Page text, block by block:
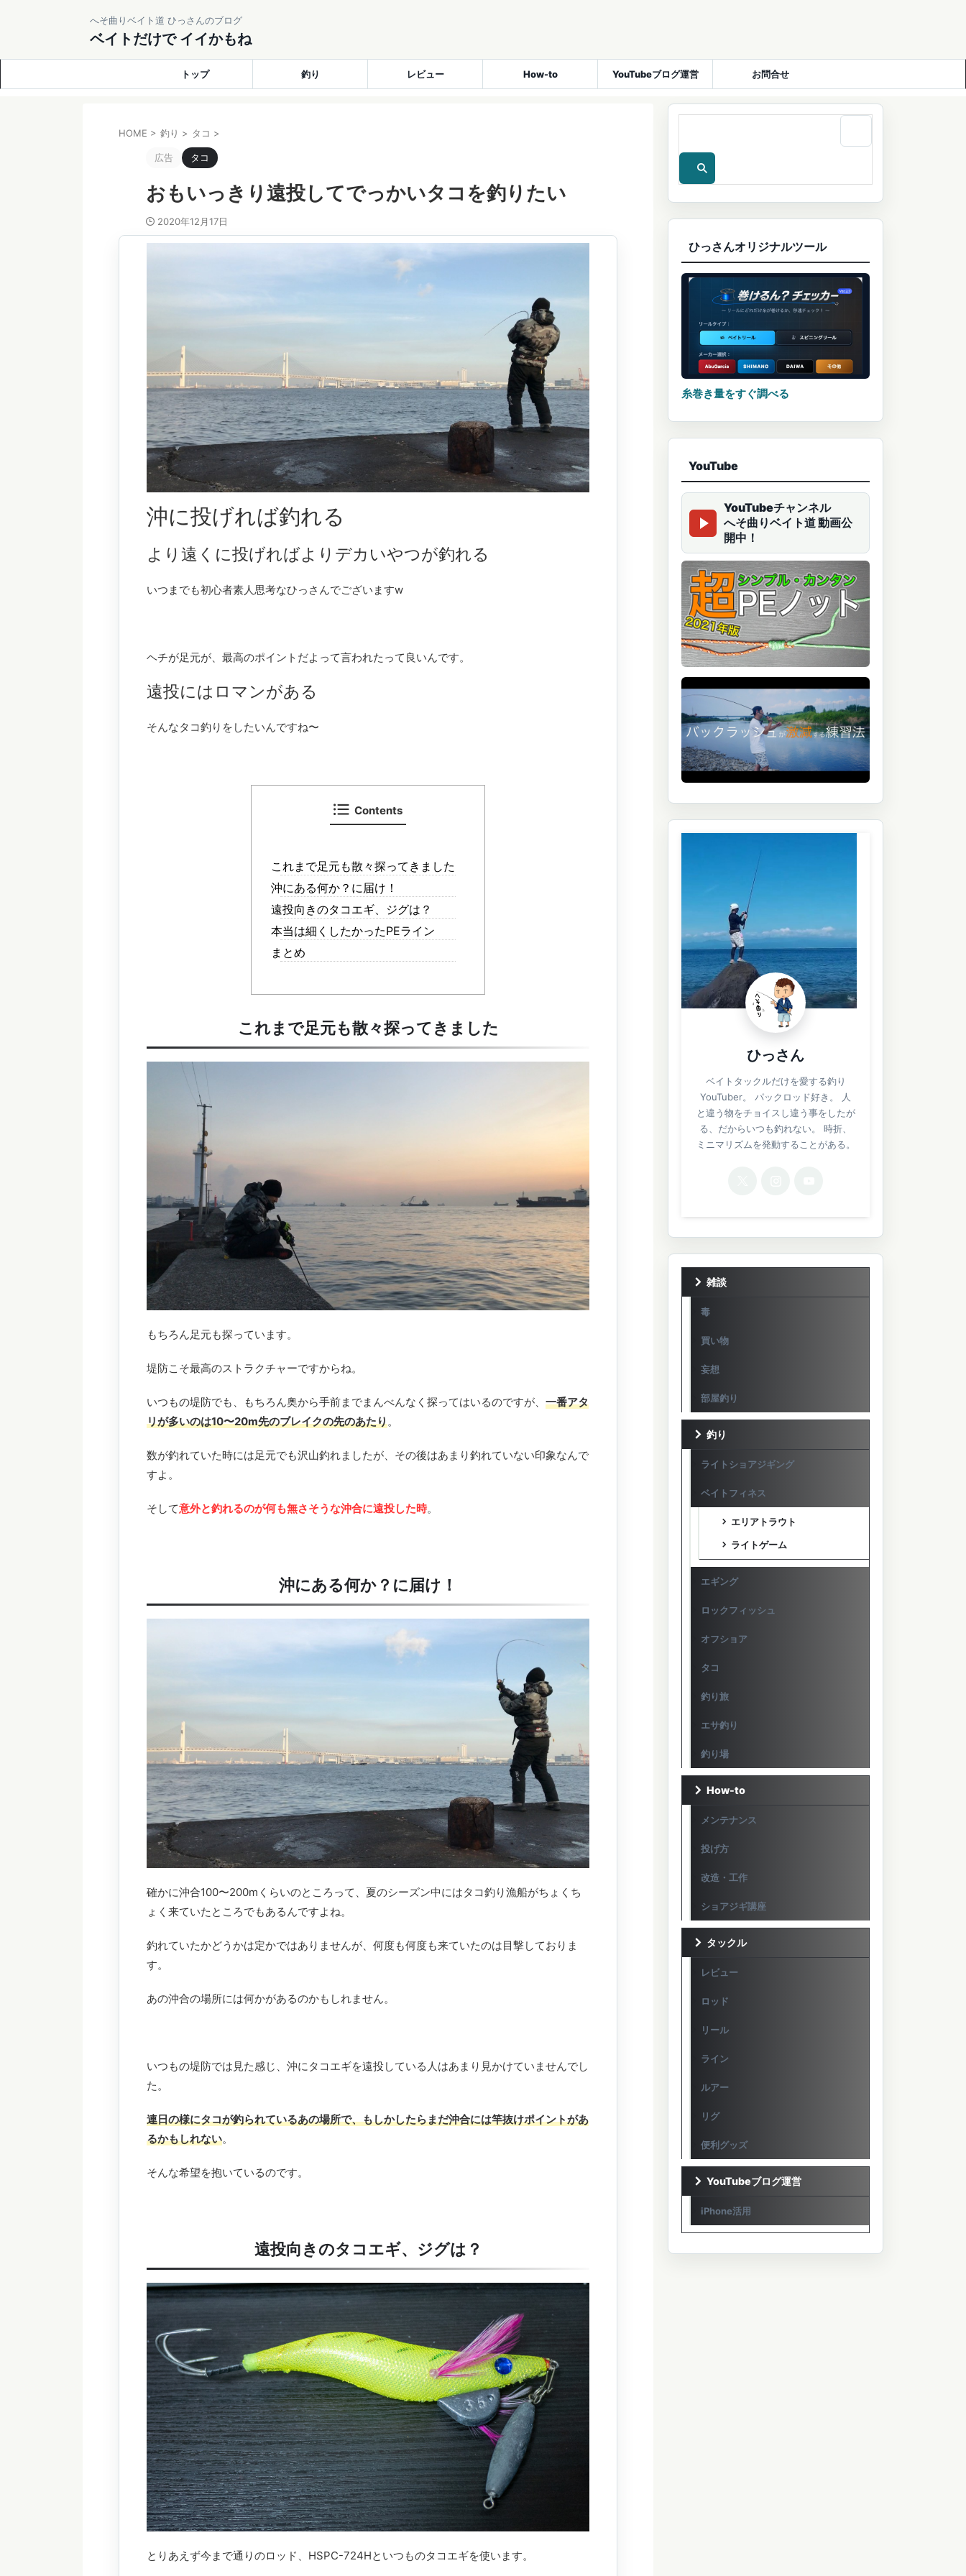
へそ曲りベイト道 ひっさんのブログ
ベイトだけで イイかもね
トップ 釣り レビュー How-to YouTubeブログ運営 お問合せ
HOME > 釣り > タコ >
広告 タコ
おもいっきり遠投してでっかいタコを釣りたい
2020年12月17日
沖に投げれば釣れる
より遠くに投げればよりデカいやつが釣れる
いつまでも初心者素人思考なひっさんでございますw
ヘチが足元が、最高のポイントだよって言われたって良いんです。
遠投にはロマンがある
そんなタコ釣りをしたいんですね〜
Contents
これまで足元も散々探ってきました
沖にある何か？に届け！
遠投向きのタコエギ、ジグは？
本当は細くしたかったPEライン
まとめ
これまで足元も散々探ってきました
もちろん足元も探っています。
堤防こそ最高のストラクチャーですからね。
いつもの堤防でも、もちろん奥から手前までまんべんなく探ってはいるのですが、 一番アタ
リが多いのは10〜20m先のブレイクの先のあたり。
数が釣れていた時には足元でも沢山釣れましたが、その後はあまり釣れていない印象なんで
すよ。
そして意外と釣れるのが何も無さそうな沖合に遠投した時。
沖にある何か？に届け！
確かに沖合100〜200mくらいのところって、夏のシーズン中にはタコ釣り漁船がちょくち
ょく来ていたところでもあるんですよね。
釣れていたかどうかは定かではありませんが、何度も何度も来ていたのは目撃しておりま
す。
あの沖合の場所には何かがあるのかもしれません。
いつもの堤防では見た感じ、沖にタコエギを遠投している人はあまり見かけていませんでし
た。
連日の様にタコが釣られているあの場所で、もしかしたらまだ沖合には竿抜けポイントがあ
るかもしれない。
そんな希望を抱いているのです。
遠投向きのタコエギ、ジグは？
とりあえず今まで通りのロッド、HSPC-724Hといつものタコエギを使います。
ひっさんオリジナルツール
糸巻き量をすぐ調べる
YouTube
YouTubeチャンネル
へそ曲りベイト道 動画公
開中！
ひっさん
ベイトタックルだけを愛する釣り
YouTuber。 パックロッド好き。 人
と違う物をチョイスし違う事をしたが
る、だからいつも釣れない。 時折、
ミニマリズムを発動することがある。
雑談
毒
買い物
妄想
部屋釣り
釣り
ライトショアジギング
ベイトフィネス
エリアトラウト
ライトゲーム
エギング
ロックフィッシュ
オフショア
タコ
釣り旅
エサ釣り
釣り場
How-to
メンテナンス
投げ方
改造・工作
ショアジギ講座
タックル
レビュー
ロッド
リール
ライン
ルアー
リグ
便利グッズ
YouTubeブログ運営
iPhone活用